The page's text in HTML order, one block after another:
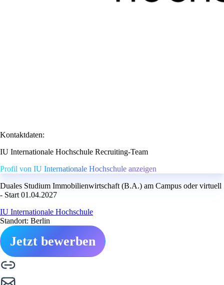
Kontaktdaten:
IU Internationale Hochschule Recruiting-Team
Profil von IU Internationale Hochschule anzeigen
Duales Studium Immobilienwirtschaft (B.A.) am Campus oder virtuell
- Start 01.04.2027
IU Internationale Hochschule
Standort: Berlin
Jetzt bewerben